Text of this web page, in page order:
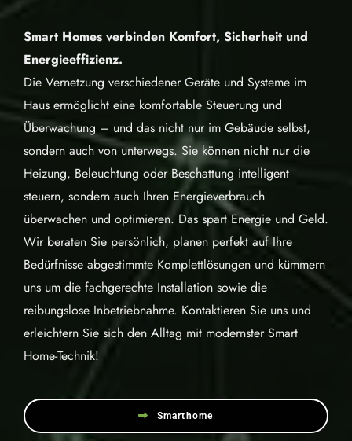
Smart Homes verbinden Komfort, Sicherheit und
Energieeffizienz.
Die Vernetzung verschiedener Geräte und Systeme im
Haus ermöglicht eine komfortable Steuerung und
Überwachung – und das nicht nur im Gebäude selbst,
sondern auch von unterwegs. Sie können nicht nur die
Heizung, Beleuchtung oder Beschattung intelligent
steuern, sondern auch Ihren Energieverbrauch
überwachen und optimieren. Das spart Energie und Geld.
Wir beraten Sie persönlich, planen perfekt auf Ihre
Bedürfnisse abgestimmte Komplettlösungen und kümmern
uns um die fachgerechte Installation sowie die
reibungslose Inbetriebnahme. Kontaktieren Sie uns und
erleichtern Sie sich den Alltag mit modernster Smart
Home-Technik!
Smarthome